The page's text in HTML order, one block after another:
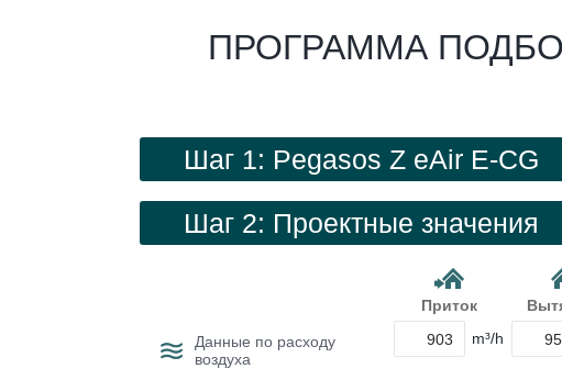
ПРОГРАММА
Шаг 1: Pegasos Z eAir E-CG
Шаг 2: Проектные значения
Приток
Данные по расходу
воздуха
m³/h